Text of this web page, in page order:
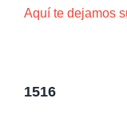
Aquí te dejamos
1516